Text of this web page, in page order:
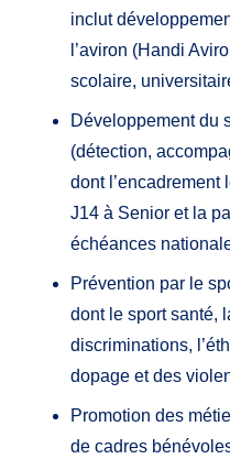
inclut
l’aviron (Handi
scolaire,
Développement du
(détection,
dont l’encadrement
J14 à Senior et la
échéances
Prévention par le
dont le sport santé,
discriminations,
dopage et des
Promotion des
de cadres